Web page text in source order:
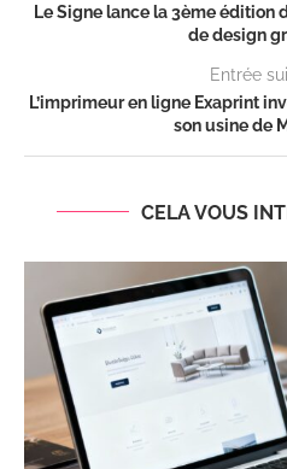
Le Signe lance la 3ème édition
de design
Entrée
L’imprimeur en ligne Exaprint
son usine de
CELA VOUS